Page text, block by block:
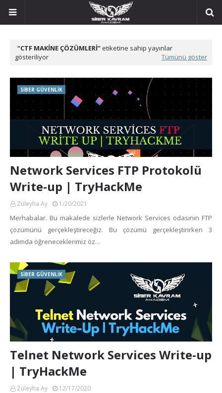
CTF MAKİNE ÇÖZÜMLERİ etiketine sahip yayınlar
gösteriliyor
Tümünü göster
SİBER GÜVENLİK
Network Services FTP Protokolü
Write-up | TryHackMe
Züleyha Ay 1/20/2021
Merhabalar. Bu makalede sizlerle Network Services odasının FTP
çözümünü gerçekleştireceğiz. Bu çözümü gerçekleştirirken 3
adımda öğreneceklerimiz öz…
SİBER GÜVENLİK
Telnet Network Services Write-up
| TryHackMe
Züleyha Ay 12/17/2020